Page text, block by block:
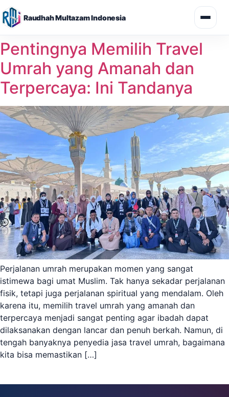
Raudhah Multazam Indonesia
Skip
to
content
Pentingnya Memilih Travel
Umrah yang Amanah dan
Terpercaya: Ini Tandanya
Perjalanan umrah merupakan momen yang sangat
istimewa bagi umat Muslim. Tak hanya sekadar perjalanan
fisik, tetapi juga perjalanan spiritual yang mendalam. Oleh
karena itu, memilih travel umrah yang amanah dan
terpercaya menjadi sangat penting agar ibadah dapat
dilaksanakan dengan lancar dan penuh berkah. Namun, di
tengah banyaknya penyedia jasa travel umrah, bagaimana
kita bisa memastikan […]